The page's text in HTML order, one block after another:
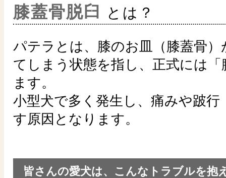
膝蓋骨脱臼 とは？
パテラとは、膝のお皿（膝蓋骨
てしまう状態を指し、正式には
ます。
小型犬で多く発生し、痛みや跛
す原因となります。
皆さんの愛犬は、こんなトラブルを抱